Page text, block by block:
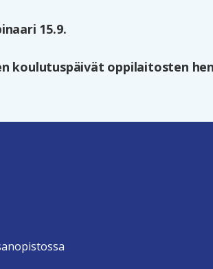
15.9.
koulutuspäivät oppilaitosten